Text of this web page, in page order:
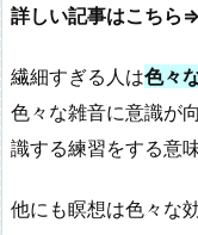
詳しい記事はこちら⇒
繊細すぎる人は色々
色々な雑音に意識が
識する練習をする意
他にも瞑想は色々な